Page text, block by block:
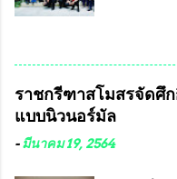
ถ้วยพระร
อำนวยกา
สวัสดี ประ
และคณะท
ปักธงชัย
กรุงเทพม
ข้าวสาร อ
คลองลัดภ
ราชกรีฑาสโมสรจัดศึ
แบบนิวนอร์มัล
-มีนาคม 19, 2564